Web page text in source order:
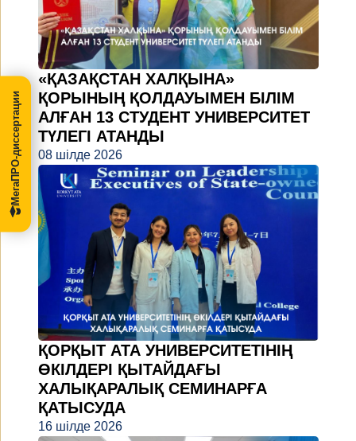
«ҚАЗАҚСТАН ХАЛҚЫНА»
ҚОРЫНЫҢ ҚОЛДАУЫМЕН БІЛІМ
АЛҒАН 13 СТУДЕНТ УНИВЕРСИТЕТ
ТҮЛЕГІ АТАНДЫ
08 шілде 2026
ҚОРҚЫТ АТА УНИВЕРСИТЕТІНІҢ
ӨКІЛДЕРІ ҚЫТАЙДАҒЫ
ХАЛЫҚАРАЛЫҚ СЕМИНАРҒА
ҚАТЫСУДА
16 шілде 2026
МегаПРО-диссертации